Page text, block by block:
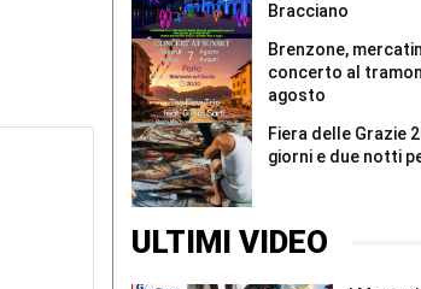
Bracciano
Brenzone,
concerto al
agosto
Fiera delle Grazie
giorni e due notti
ULTIMI VIDEO